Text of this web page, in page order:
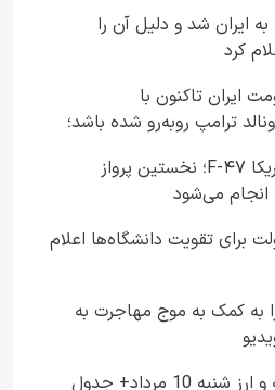
لغو حمله به ایران شد و دلیل آن را
کرد
ایران تاکنون با
ترامپ روبه‌رو شده باشد؛
می‌زند
جنگنده نسل ششم آمریکا F-۴۷؛ نخستین پرواز
برای تقویت دانشگاه‌ها اعلام
به کمک به موج مهاجرت به
مرداد+ جدول